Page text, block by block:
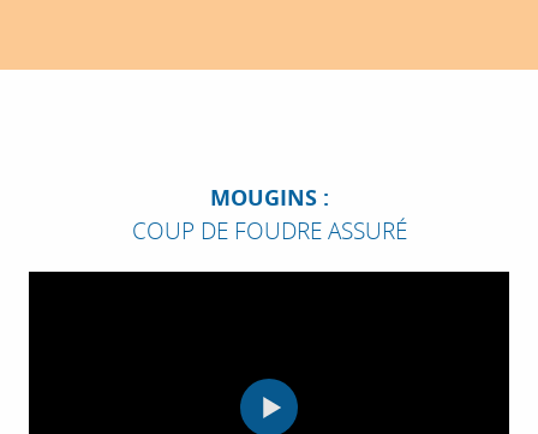
MOUGINS :
COUP DE FOUDRE ASSURÉ